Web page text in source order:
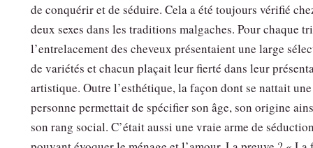
de conquérir et de séduire. Cela a été toujours vérifié
deux sexes dans les traditions malgaches. Pour chaque
l’entrelacement des cheveux présentaient une large
de variétés et chacun plaçait leur fierté dans leur
artistique. Outre l’esthétique, la façon dont se nattait une
personne permettait de spécifier son âge, son origine
son rang social. C’était aussi une vraie arme de